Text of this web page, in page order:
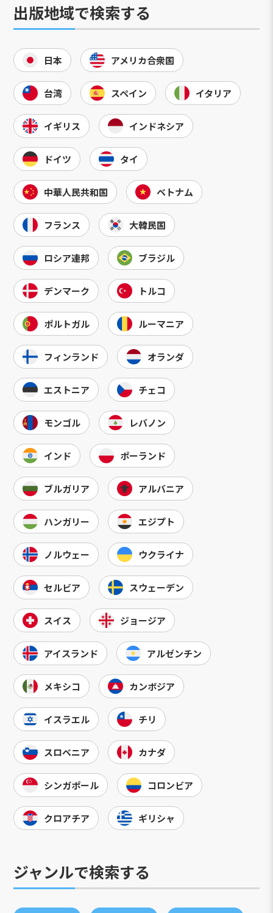
出版地域で検索する
日本 アメリカ合衆国
台湾 スペイン イタリア
イギリス インドネシア
ドイツ タイ
中華人民共和国 ベトナム
フランス 大韓民国
ロシア連邦 ブラジル
デンマーク トルコ
ポルトガル ルーマニア
フィンランド オランダ
エストニア チェコ
モンゴル レバノン
インド ポーランド
ブルガリア アルバニア
ハンガリー エジプト
ノルウェー ウクライナ
セルビア スウェーデン
スイス ジョージア
アイスランド アルゼンチン
メキシコ カンボジア
イスラエル チリ
スロベニア カナダ
シンガポール コロンビア
クロアチア ギリシャ
ジャンルで検索する